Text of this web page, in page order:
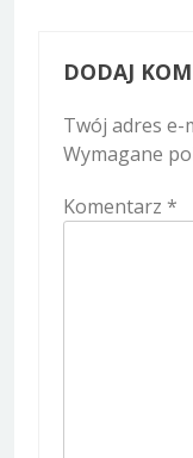
DODAJ
Twój adres
Wymagane
Komentarz *